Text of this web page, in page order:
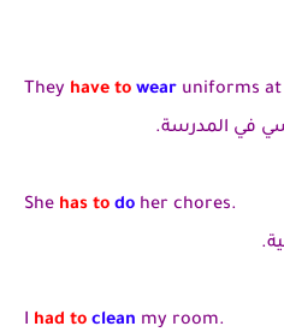
They have to wear uniforms at
في المدرسة.
She has to do her chores.
I had to clean my room.